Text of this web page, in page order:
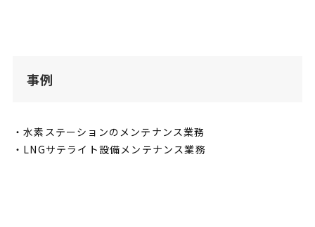
事例
・水素ステーションのメンテナンス業務
・LNGサテライト設備メンテナンス業務